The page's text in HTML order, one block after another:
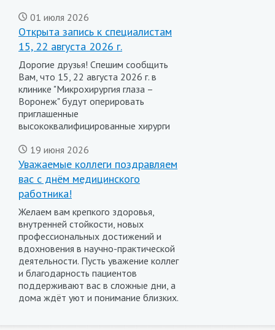
01 июля 2026
Открыта запись к специалистам
15, 22 августа 2026 г.
Дорогие друзья! Спешим сообщить
Вам, что 15, 22 августа 2026 г. в
клинике "Микрохирургия глаза –
Воронеж" будут оперировать
приглашенные
высококвалифицированные хирурги
19 июня 2026
Уважаемые коллеги поздравляем
вас с днём медицинского
работника!
Желаем вам крепкого здоровья,
внутренней стойкости, новых
профессиональных достижений и
вдохновения в научно-практической
деятельности. Пусть уважение коллег
и благодарность пациентов
поддерживают вас в сложные дни, а
дома ждёт уют и понимание близких.